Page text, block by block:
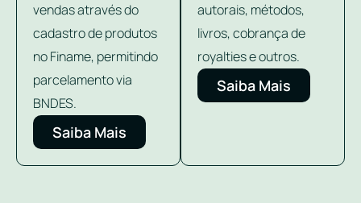
vendas através do
cadastro de produtos
no Finame, permitindo
parcelamento via
BNDES.
Saiba Mais
autorais, métodos,
livros, cobrança de
royalties e outros.
Saiba Mais